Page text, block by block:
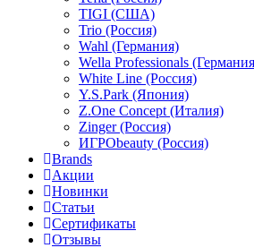
TIGI (США)
Trio (Россия)
Wahl (Германия)
Wella Professionals
White Line (Россия)
Y.S.Park (Япония)
Z.One Concept (Италия)
Zinger (Россия)
ИГРОbeauty (Россия)
Brands
Акции
Новинки
Статьи
Сертификаты
Отзывы